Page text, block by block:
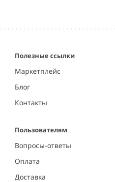
Полезные ссылки
Маркетплейс
Блог
Контакты
Пользователям
Вопросы-ответы
Оплата
Доставка